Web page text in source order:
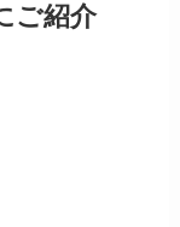
ご紹介